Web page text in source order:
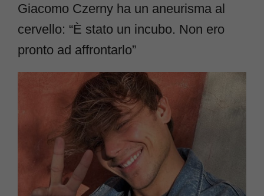
Giacomo Czerny ha un aneurisma al
cervello: “È stato un incubo. Non ero
pronto ad affrontarlo”